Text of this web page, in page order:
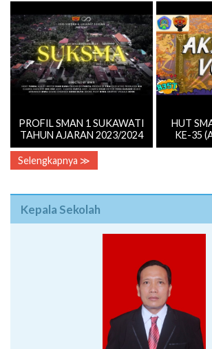
PROFIL SMAN 1 SUKAWATI
TAHUN AJARAN 2023/2024
HUT
KE-35
Selengkapnya ≫
Kepala Sekolah